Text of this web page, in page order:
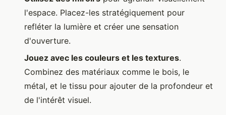
l'espace. Placez-les stratégiquement pour
refléter la lumière et créer une sensation
d'ouverture.
Jouez avec les couleurs et les textures.
Combinez des matériaux comme le bois, le
métal, et le tissu pour ajouter de la profondeur et
de l'intérêt visuel.